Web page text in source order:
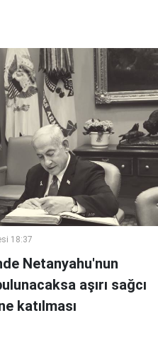
18:37
Netanyahu'nun
aşırı sağcı
katılması